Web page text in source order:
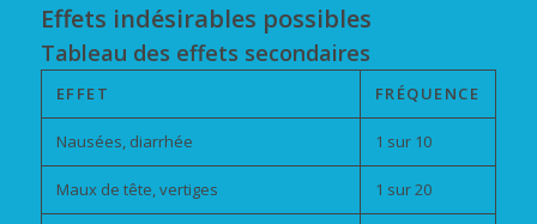
Effets indésirables possibles
Tableau des effets secondaires
EFFET FRÉQUENCE
Nausées, diarrhée 1 sur 10
Maux de tête, vertiges 1 sur 20